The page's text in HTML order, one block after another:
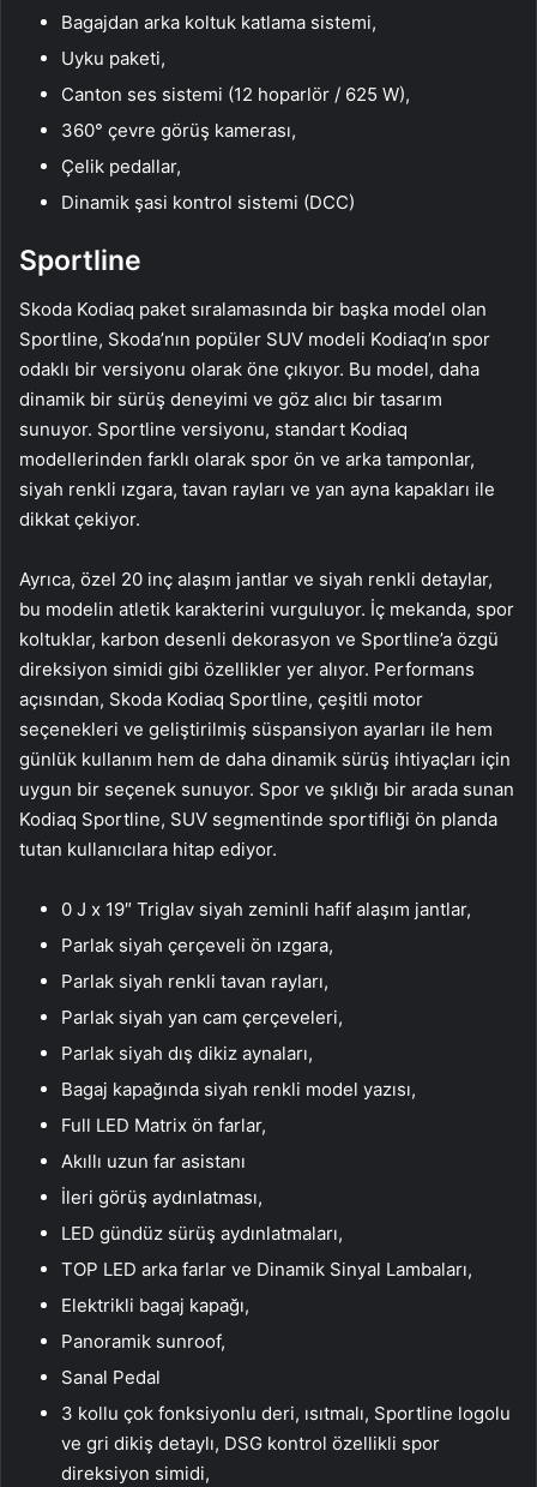
Bagajdan arka koltuk katlama sistemi,
Uyku paketi,
Canton ses sistemi (12 hoparlör / 625 W),
360° çevre görüş kamerası,
Çelik pedallar,
Dinamik şasi kontrol sistemi (DCC)
Sportline
Skoda Kodiaq paket sıralamasında bir başka model olan
Sportline, Skoda’nın popüler SUV modeli Kodiaq’ın spor
odaklı bir versiyonu olarak öne çıkıyor. Bu model, daha
dinamik bir sürüş deneyimi ve göz alıcı bir tasarım
sunuyor. Sportline versiyonu, standart Kodiaq
modellerinden farklı olarak spor ön ve arka tamponlar,
siyah renkli ızgara, tavan rayları ve yan ayna kapakları ile
dikkat çekiyor.
Ayrıca, özel 20 inç alaşım jantlar ve siyah renkli detaylar,
bu modelin atletik karakterini vurguluyor. İç mekanda, spor
koltuklar, karbon desenli dekorasyon ve Sportline’a özgü
direksiyon simidi gibi özellikler yer alıyor. Performans
açısından, Skoda Kodiaq Sportline, çeşitli motor
seçenekleri ve geliştirilmiş süspansiyon ayarları ile hem
günlük kullanım hem de daha dinamik sürüş ihtiyaçları için
uygun bir seçenek sunuyor. Spor ve şıklığı bir arada sunan
Kodiaq Sportline, SUV segmentinde sportifliği ön planda
tutan kullanıcılara hitap ediyor.
0 J x 19″ Triglav siyah zeminli hafif alaşım jantlar,
Parlak siyah çerçeveli ön ızgara,
Parlak siyah renkli tavan rayları,
Parlak siyah yan cam çerçeveleri,
Parlak siyah dış dikiz aynaları,
Bagaj kapağında siyah renkli model yazısı,
Full LED Matrix ön farlar,
Akıllı uzun far asistanı
İleri görüş aydınlatması,
LED gündüz sürüş aydınlatmaları,
TOP LED arka farlar ve Dinamik Sinyal Lambaları​,
Elektrikli bagaj kapağı,
Panoramik sunroof,
Sanal Pedal
3 kollu çok fonksiyonlu deri, ısıtmalı, Sportline logolu
ve gri dikiş detaylı, DSG kontrol özellikli spor
direksiyon simidi,